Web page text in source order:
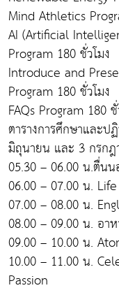
Mind Athletics
AI (Artificial
Program 180 ชั่วโมง
Introduce and
Program 180 ชั่วโมง
FAQs Program 180
ตารางการศึกษาและ
มิถุนายน และ 3 กรก
05.30 – 06.00 น.ตื่น
06.00 – 07.00 น.
07.00 – 08.00 น.
08.00 – 09.00 น. อาห
09.00 – 10.00 น.
10.00 – 11.00 น.
Passion